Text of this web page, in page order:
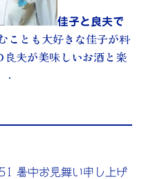
佳子と良夫で
ことも大好きな佳子が料
夫が美味しいお酒と楽
.
暑中お見舞い申し上げ